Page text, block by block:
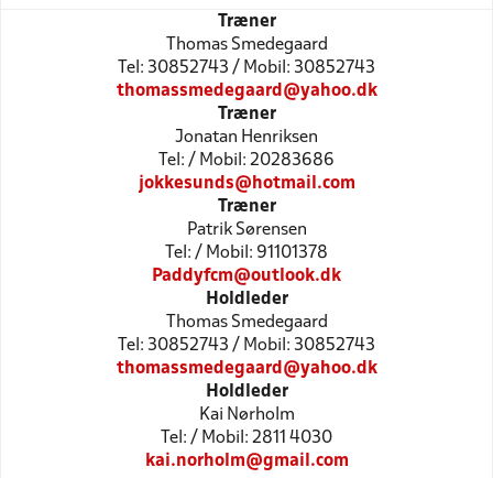
Træner
Thomas Smedegaard
Tel: 30852743 / Mobil: 30852743
thomassmedegaard@yahoo.dk
Træner
Jonatan Henriksen
Tel: / Mobil: 20283686
jokkesunds@hotmail.com
Træner
Patrik Sørensen
Tel: / Mobil: 91101378
Paddyfcm@outlook.dk
Holdleder
Thomas Smedegaard
Tel: 30852743 / Mobil: 30852743
thomassmedegaard@yahoo.dk
Holdleder
Kai Nørholm
Tel: / Mobil: 2811 4030
kai.norholm@gmail.com